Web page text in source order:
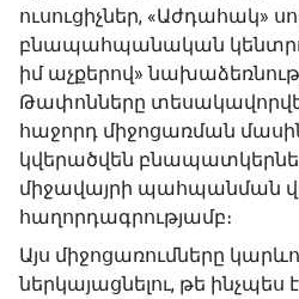
ուսուցիչներ, «Աժդահակ»
բնապահպանական
իմ աչքերով»
Թափոնները
հաջորդ միջոցառման
կվերածվեն
միջավայրի պահպանման
հաղորդագրությամբ։
Այս միջոցառումները
ներկայացնելու, թե ինչպես